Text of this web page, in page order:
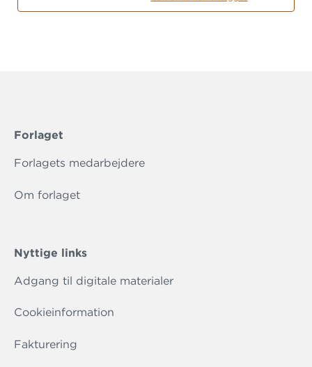
Forlaget
Forlagets medarbejdere
Om forlaget
Nyttige links
Adgang til digitale materialer
Cookieinformation
Fakturering